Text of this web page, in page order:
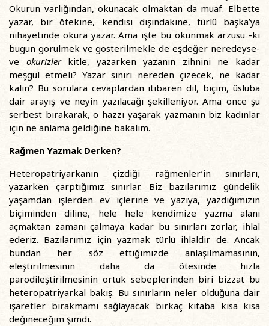
Okurun varlığından, okunacak olmaktan da muaf. Elbette
yazar, bir ötekine, kendisi dışındakine, türlü başka’ya
nihayetinde okura yazar. Ama işte bu okunmak arzusu -ki
bugün görülmek ve gösterilmekle de eşdeğer neredeyse-
ve okurizlerkitle, yazarken yazanın zihnini ne kadar
meşgul etmeli? Yazar sınırı nereden çizecek, ne kadar
kalın? Bu sorulara cevaplardan itibaren dil, biçim, üsluba
dair arayış ve neyin yazılacağı şekilleniyor. Ama önce şu
serbest bırakarak, o hazzı yaşarak yazmanın biz kadınlar
için ne anlama geldiğine bakalım.
Rağmen Yazmak Derken?
Heteropatriyarkanın çizdiği rağmenler’in sınırları,
yazarken çarptığımız sınırlar. Biz bazılarımız gündelik
yaşamdan işlerden ev içlerine ve yazıya, yazdığımızın
biçiminden diline, hele hele kendimize yazma alanı
açmaktan zamanı çalmaya kadar bu sınırları zorlar, ihlal
ederiz. Bazılarımız için yazmak türlü ihlaldir de. Ancak
bundan her söz ettiğimizde anlaşılmamasının,
eleştirilmesinin daha da ötesinde hızla
parodileştirilmesinin örtük sebeplerinden biri bizzat bu
heteropatriyarkal bakış. Bu sınırların neler olduğuna dair
işaretler bırakmamı sağlayacak birkaç kitaba kısa kısa
değineceğim şimdi.